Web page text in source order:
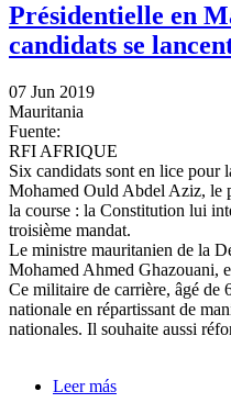
Présidentielle en
candidats se
07 Jun 2019
Mauritania
Fuente:
RFI AFRIQUE
Six candidats sont en lice pour
Mohamed Ould Abdel Aziz, le
la course : la Constitution lui
troisième mandat.
Le ministre mauritanien de la
Mohamed Ahmed Ghazouani,
Ce militaire de carrière, âgé de
nationale en répartissant de
nationales. Il souhaite aussi
Leer más